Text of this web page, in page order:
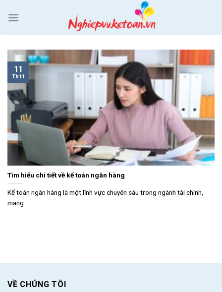
Tìm hiểu chi tiết về kế toán ngân hàng
Kế toán ngân hàng là một lĩnh vực chuyên sâu trong ngành tài chính,
mang ...
11
Th11
VỀ CHÚNG TÔI